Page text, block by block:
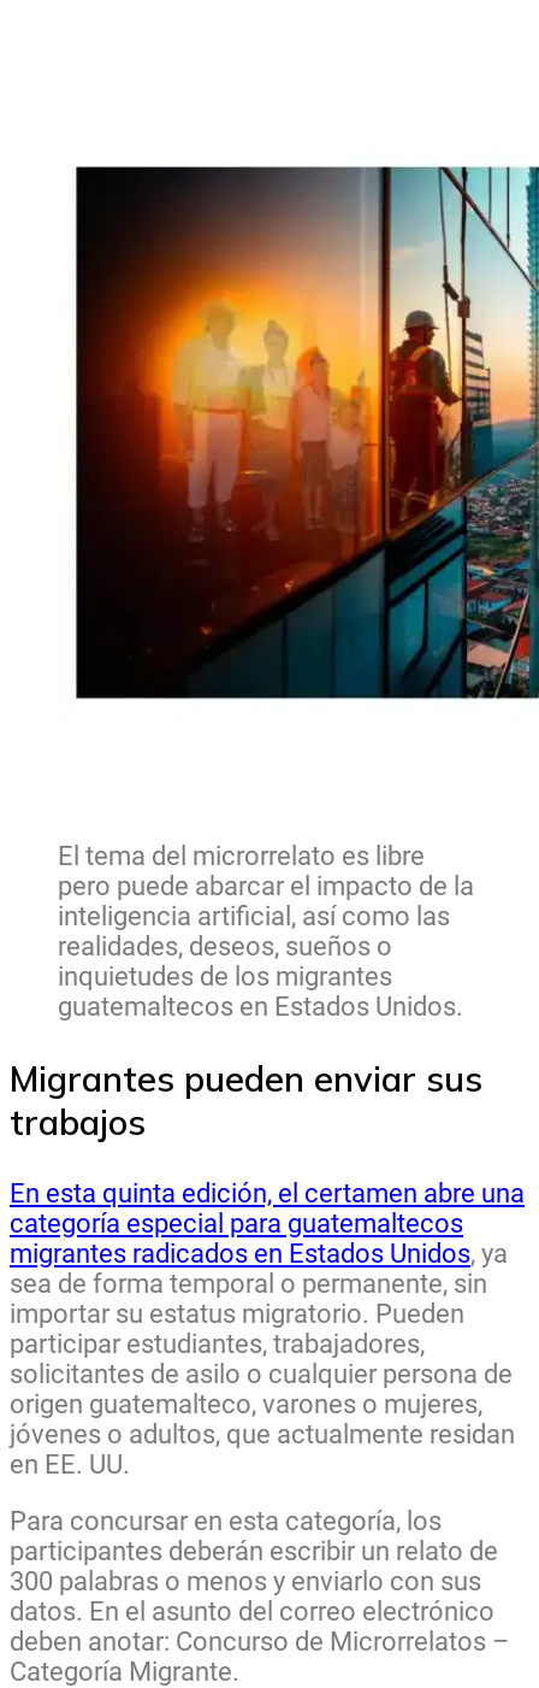
El tema del microrrelato es libre
pero puede abarcar el impacto de la
inteligencia artificial, así como las
realidades, deseos, sueños o
inquietudes de los migrantes
guatemaltecos en Estados Unidos.
Migrantes pueden enviar sus
trabajos
En esta quinta edición, el certamen abre una
categoría especial para guatemaltecos
migrantes radicados en Estados Unidos, ya
sea de forma temporal o permanente, sin
importar su estatus migratorio. Pueden
participar estudiantes, trabajadores,
solicitantes de asilo o cualquier persona de
origen guatemalteco, varones o mujeres,
jóvenes o adultos, que actualmente residan
en EE. UU.
Para concursar en esta categoría, los
participantes deberán escribir un relato de
300 palabras o menos y enviarlo con sus
datos. En el asunto del correo electrónico
deben anotar: Concurso de Microrrelatos –
Categoría Migrante.